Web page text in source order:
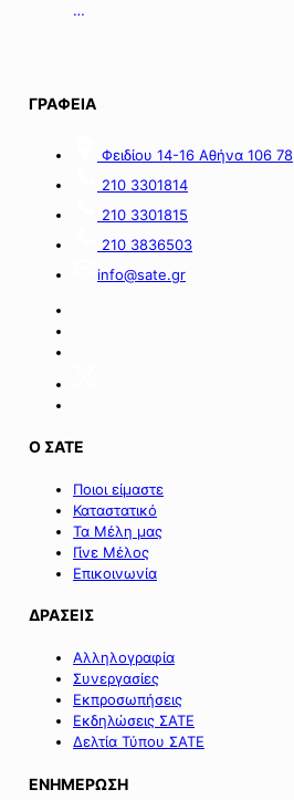
της
Σαμοθράκης».
της
ΓΡΑΦΕΙΑ
Φειδίου 14-16 Αθήνα 106 78
210 3301814
210 3301815
210 3836503
info@sate.gr
Ο ΣΑΤΕ
Ποιοι είμαστε
Καταστατικό
Τα Μέλη μας
Γίνε Μέλος
Επικοινωνία
ΔΡΑΣΕΙΣ
Αλληλογραφία
Συνεργασίες
Εκπροσωπήσεις
Εκδηλώσεις ΣΑΤΕ
Δελτία Τύπου ΣΑΤΕ
ΕΝΗΜΕΡΩΣΗ